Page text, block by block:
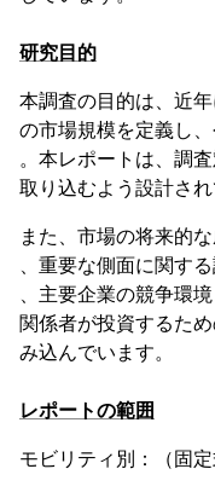
研究目的
本調査の目的は、近
の市場規模を定義し
。本レポートは、調
取り込むよう設計され
また、市場の将来的
、重要な側面に関す
、主要企業の競争環
関係者が投資するた
み込んでいます。
レポートの範囲
モビリティ別：（固